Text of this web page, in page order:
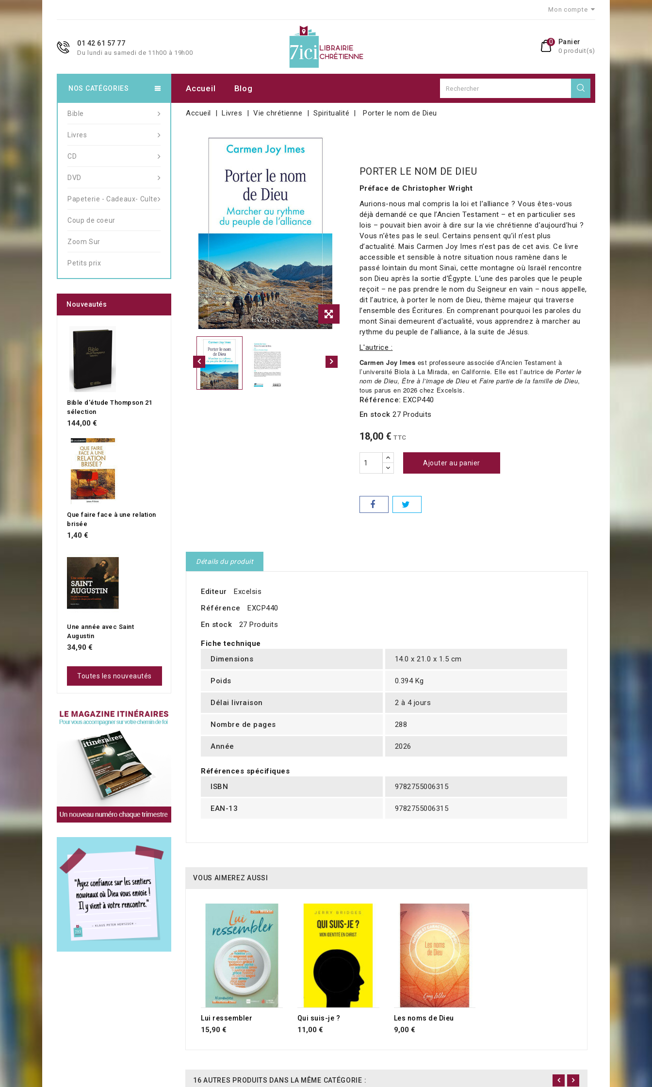
Mon compte
01 42 61 57 77
Du lundi au samedi de 11h00 à 19h00
Panier
0 produit(s)
0
Accueil Blog
Accueil Livres Vie chrétienne Spiritualité Porter le nom de Dieu
PORTER LE NOM DE DIEU
Préface de Christopher Wright
Aurions-nous mal compris la loi et l’alliance ? Vous êtes-vous
déjà demandé ce que l’Ancien Testament – et en particulier ses
lois – pouvait bien avoir à dire sur la vie chrétienne d’aujourd’hui ?
Vous n’êtes pas le seul. Certains pensent qu’il n’est plus
d’actualité. Mais Carmen Joy Imes n’est pas de cet avis. Ce livre
accessible et sensible à notre situation nous ramène dans le
passé lointain du mont Sinaï, cette montagne où Israël rencontre
son Dieu après la sortie d’Égypte. L’une des paroles que le peuple
reçoit – ne pas prendre le nom du Seigneur en vain – nous appelle,
dit l’autrice, à porter le nom de Dieu, thème majeur qui traverse
l’ensemble des Écritures. En comprenant pourquoi les paroles du
mont Sinaï demeurent d’actualité, vous apprendrez à marcher au
rythme du peuple de l’alliance, à la suite de Jésus.
L'autrice :
Carmen Joy Imes est professeure associée d’Ancien Testament à
l’université Biola à La Mirada, en Californie. Elle est l’autrice dePorter le
nom de Dieu,Être à l’image de Dieu etFaire partie de la famille de Dieu,
tous parus en 2026 chez Excelsis.
Référence: EXCP440
En stock 27 Produits
18,00 € TTC
Ajouter au panier
Détails du produit
Editeur
Excelsis
Référence
EXCP440
En stock
27 Produits
Fiche technique
Dimensions
14.0 x 21.0 x 1.5 cm
Poids 0.394 Kg
Délai livraison 2 à 4 jours
Nombre de pages 288
Année 2026
Références spécifiques
ISBN
9782755006315
EAN-13 9782755006315
VOUS AIMEREZ AUSSI
Lui ressembler
15,90 €
Qui suis-je ?
11,00 €
Les noms de Dieu
9,00 €
16 AUTRES PRODUITS DANS LA MÊME CATÉGORIE :
NOS CATÉGORIES
Bible
Livres
CD
DVD
Papeterie - Cadeaux- Culte
Coup de coeur
Zoom Sur
Petits prix
Nouveautés
Bible d'étude Thompson 21
sélection
144,00 €
Que faire face à une relation
brisée
1,40 €
Une année avec Saint
Augustin
34,90 €
Toutes les nouveautés